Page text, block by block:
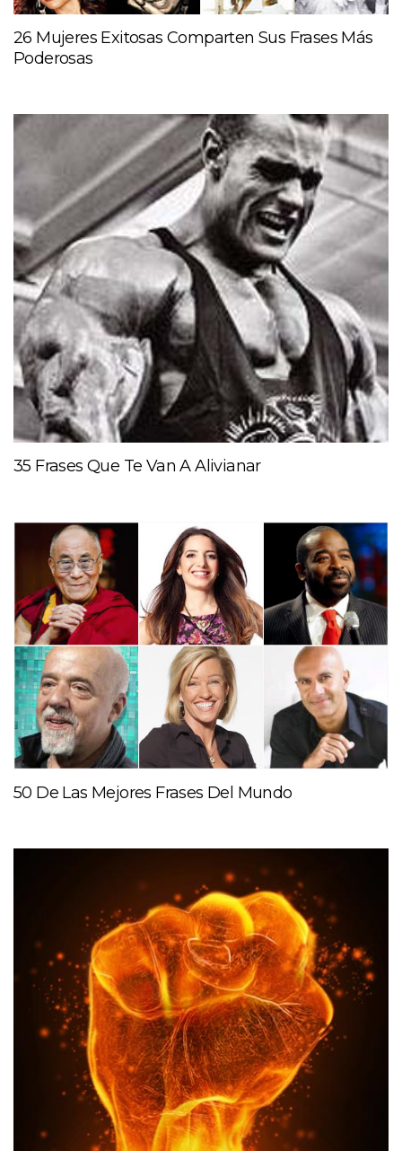
26 Mujeres Exitosas Comparten Sus Frases Más
Poderosas
35 Frases Que Te Van A Alivianar
50 De Las Mejores Frases Del Mundo